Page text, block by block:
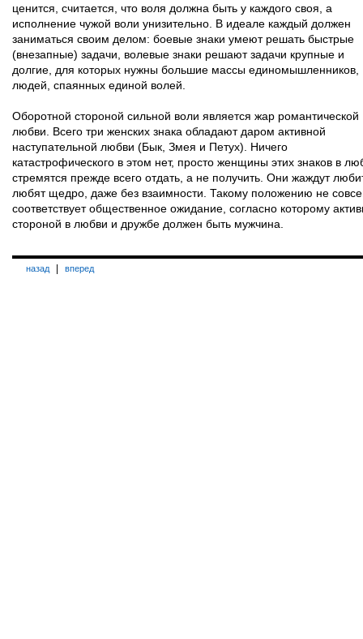
ценится, считается, что воля должна быть у каждого своя, а
исполнение чужой воли унизительно. В идеале каждый должен
заниматься своим делом: боевые знаки умеют решать быстрые
(внезапные) задачи, волевые знаки решают задачи крупные и
долгие, для которых нужны большие массы единомышленников,
людей, спаянных единой волей.
Оборотной стороной сильной воли является жар романтической
любви. Всего три женских знака обладают даром активной
наступательной любви (Бык, Змея и Петух). Ничего
катастрофического в этом нет, просто женщины этих знаков в
стремятся прежде всего отдать, а не получить. Они жаждут
любят щедро, даже без взаимности. Такому положению не
соответствует общественное ожидание, согласно которому
стороной в любви и дружбе должен быть мужчина.
назад вперед